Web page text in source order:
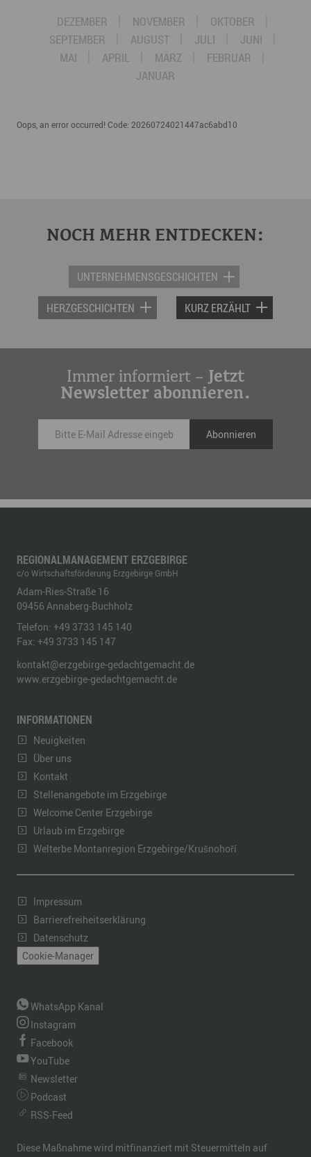
DEZEMBER NOVEMBER
OKTOBER
SEPTEMBER
AUGUST JULI
JUNI
MAI
APRIL MÄRZ
FEBRUAR
JANUAR
Oops, an error occurred! Code: 20260724021447ac6abd10
NOCH MEHR ENTDECKEN:
UNTERNEHMENSGESCHICHTEN
HERZGESCHICHTEN KURZ ERZÄHLT
Immer informiert – Jetzt
Newsletter abonnieren.
REGIONALMANAGEMENT ERZGEBIRGE
c/o Wirtschaftsförderung Erzgebirge GmbH
Adam-Ries-Straße 16
09456 Annaberg-Buchholz
Telefon: +49 3733 145 140
Fax: +49 3733 145 147
kontakt@erzgebirge-gedachtgemacht.de
www.erzgebirge-gedachtgemacht.de
INFORMATIONEN
Neuigkeiten
Über uns
Kontakt
Stellenangebote im Erzgebirge
Welcome Center Erzgebirge
Urlaub im Erzgebirge
Welterbe Montanregion Erzgebirge/Krušnohoří
Impressum
Barrierefreiheitserklärung
Datenschutz
Cookie-Manager
WhatsApp Kanal
Instagram
Facebook
YouTube
Newsletter
Podcast
RSS-Feed
Diese Maßnahme wird mitfinanziert mit Steuermitteln auf